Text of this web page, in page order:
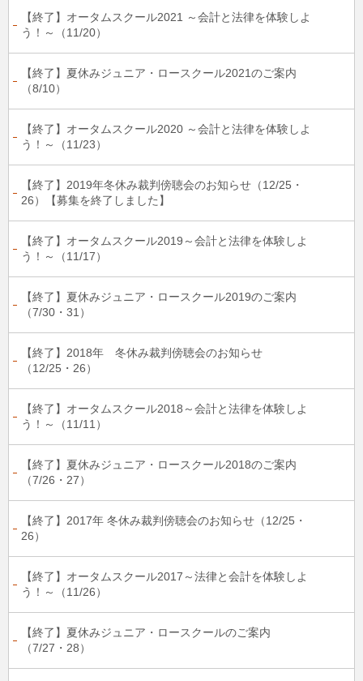
【終了】オータムスクール2021 ～会計と法律を体験しよ
う！～（11/20）
【終了】夏休みジュニア・ロースクール2021のご案内
（8/10）
【終了】オータムスクール2020 ～会計と法律を体験しよ
う！～（11/23）
【終了】2019年冬休み裁判傍聴会のお知らせ（12/25・
26）【募集を終了しました】
【終了】オータムスクール2019～会計と法律を体験しよ
う！～（11/17）
【終了】夏休みジュニア・ロースクール2019のご案内
（7/30・31）
【終了】2018年 冬休み裁判傍聴会のお知らせ
（12/25・26）
【終了】オータムスクール2018～会計と法律を体験しよ
う！～（11/11）
【終了】夏休みジュニア・ロースクール2018のご案内
（7/26・27）
【終了】2017年 冬休み裁判傍聴会のお知らせ（12/25・
26）
【終了】オータムスクール2017～法律と会計を体験しよ
う！～（11/26）
【終了】夏休みジュニア・ロースクールのご案内
（7/27・28）